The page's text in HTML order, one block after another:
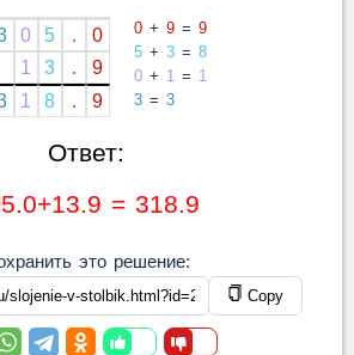
0 5 .
0
1
3 .
9
1 8 . 9
0+ 9= 9
5+ 3= 8
0+ 1= 1
3= 3
Ответ:
= 318.9
это решение:
Copy